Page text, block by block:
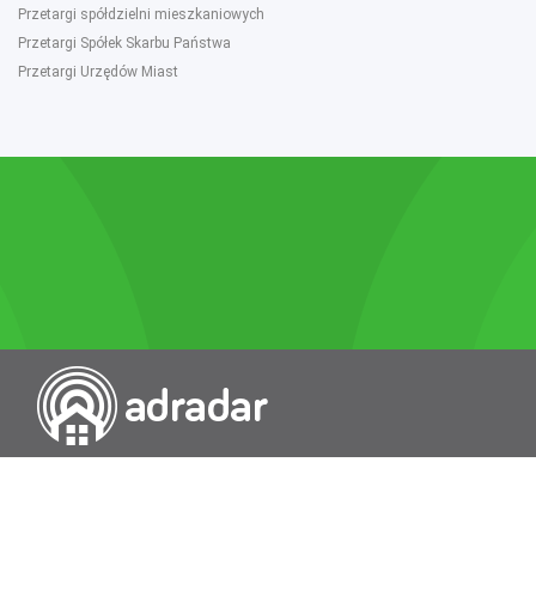
Przetargi spółdzielni mieszkaniowych
Przetargi Spółek Skarbu Państwa
Przetargi Urzędów Miast